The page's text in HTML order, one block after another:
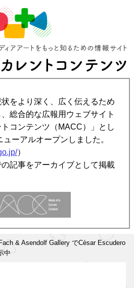
をより深く、広く伝えるため
総合的な広報用ウェブサイト
トコンテンツ（MACC）」とし
ーアルオープンしました。
）
記事をアーカイブとして掲載
& Asendolf Gallery でCèsar Escudero
中